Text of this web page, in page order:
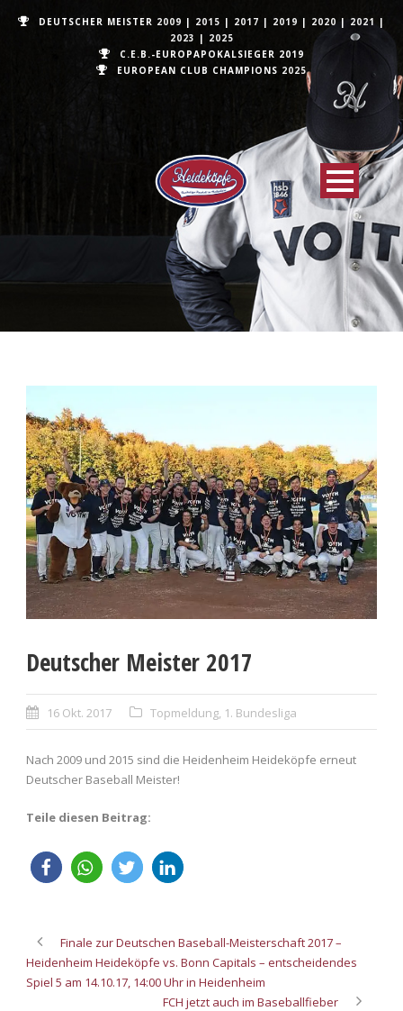
DEUTSCHER MEISTER 2009 | 2015 | 2017 | 2019 | 2020 | 2021 |
2023 | 2025
C.E.B.-EUROPAPOKALSIEGER 2019
EUROPEAN CLUB CHAMPIONS 2025
Deutscher Meister 2017
16 Okt. 2017 Topmeldung, 1. Bundesliga
Nach 2009 und 2015 sind die Heidenheim Heideköpfe erneut
Deutscher Baseball Meister!
Teile diesen Beitrag:
Finale zur Deutschen Baseball-Meisterschaft 2017 –
Heidenheim Heideköpfe vs. Bonn Capitals – entscheidendes
Spiel 5 am 14.10.17, 14:00 Uhr in Heidenheim
FCH jetzt auch im Baseballfieber